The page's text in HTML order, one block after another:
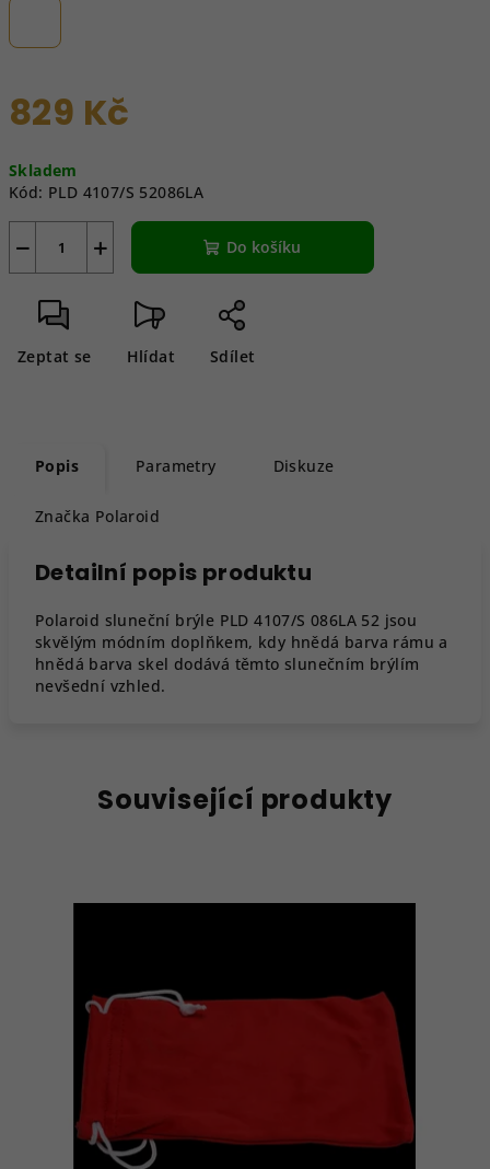
829 Kč
cena:
Skladem
Kód: PLD 4107/S 52086LA
+
− Do košíku
Zeptat se Hlídat Sdílet
Popis Parametry Diskuze
Značka Polaroid
Detailní popis produktu
Polaroid sluneční brýle PLD 4107/S 086LA 52 jsou
skvělým módním doplňkem, kdy hnědá barva rámu a
hnědá barva skel dodává těmto slunečním brýlím
nevšední vzhled.
Související produkty